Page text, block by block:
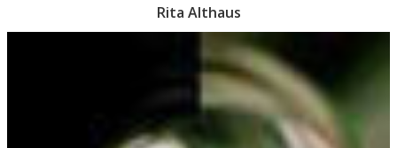
Rita Althaus